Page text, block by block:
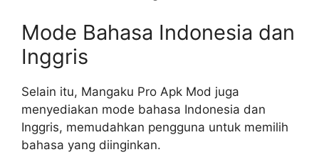
Mode Bahasa Indonesia dan
Inggris
Selain itu, Mangaku Pro Apk Mod juga
menyediakan mode bahasa Indonesia dan
Inggris, memudahkan pengguna untuk memilih
bahasa yang diinginkan.